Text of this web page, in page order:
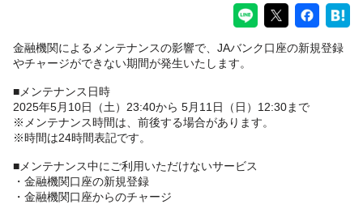
金融機関によるメンテナンスの影響で、JAバンク口座の新規登録
やチャージができない期間が発生いたします。
■メンテナンス日時
2025年5月10日（土）23:40から 5月11日（日）12:30まで
※メンテナンス時間は、前後する場合があります。
※時間は24時間表記です。
■メンテナンス中にご利用いただけないサービス
・金融機関口座の新規登録
・金融機関口座からのチャージ